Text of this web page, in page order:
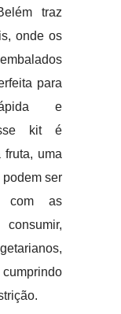
traz
onde os
para
e
kit é
fruta, uma
podem ser
com as